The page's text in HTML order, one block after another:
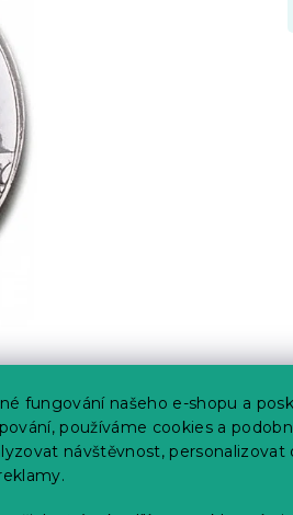
fungování našeho e-shopu a
používáme cookies a
návštěvnost, personalizovat